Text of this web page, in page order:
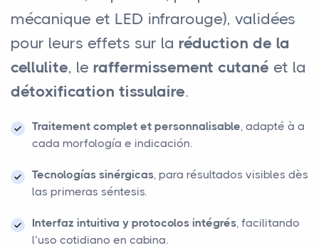
mécanique et LED infrarouge), validées
pour leurs effets sur la réduction de la
cellulite, le raffermissement cutané et la
détoxification tissulaire.
Traitement complet et personnalisable, adapté à a
cada morfología e indicación.
Tecnologías sinérgicas, para résultados visibles dès
las primeras séntesis.
Interfaz intuitiva y protocolos intégrés, facilitando
l’uso cotidiano en cabina.